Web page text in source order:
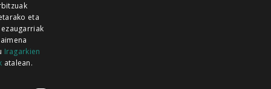
GUKA
eta
Iragarkien
atalean.